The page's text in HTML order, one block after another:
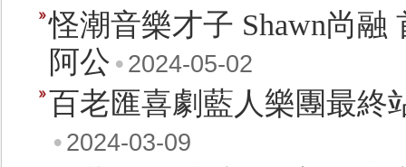
怪潮音樂才子 Shawn尚
阿公 • 2024-05-02
百老匯喜劇藍人樂團最終
• 2024-03-09